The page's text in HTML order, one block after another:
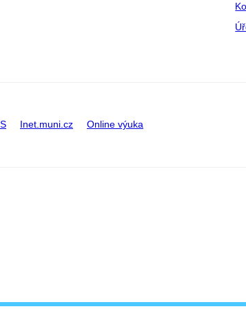
Inet.muni.cz Online výuka